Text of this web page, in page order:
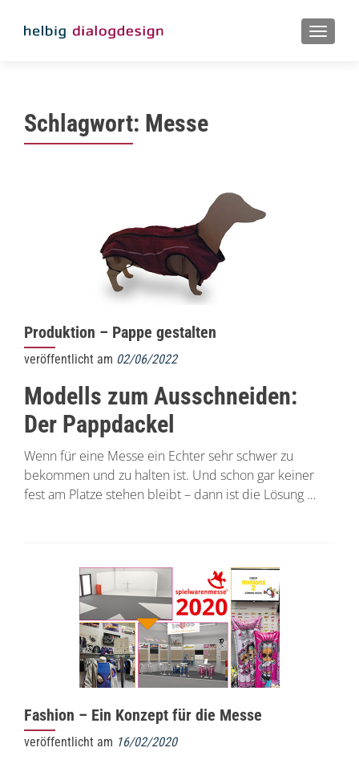
MENU
Schlagwort: Messe
Produktion – Pappe gestalten
veröffentlicht am 02/06/2022
Modells zum Ausschneiden:
Der Pappdackel
Wenn für eine Messe ein Echter sehr schwer zu
bekommen und zu halten ist. Und schon gar keiner
fest am Platze stehen bleibt – dann ist die Lösung …
Fashion – Ein Konzept für die Messe
veröffentlicht am 16/02/2020